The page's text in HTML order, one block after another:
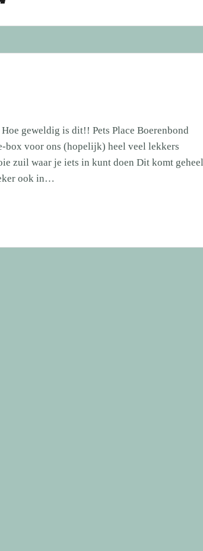
geweldig is dit!! Pets Place Boerenbond
box voor ons (hopelijk) heel veel lekkers
zuil waar je iets in kunt doen Dit komt geheel
ook in…